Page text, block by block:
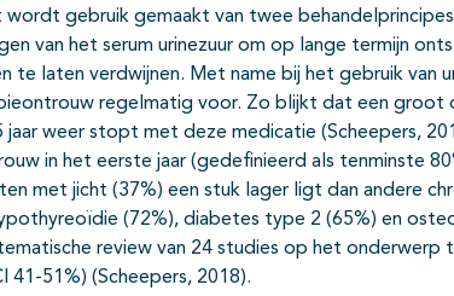
wordt gebruik gemaakt van twee
van het serum urinezuur om op lange termijn
te laten verdwijnen. Met name bij het gebruik van
regelmatig voor. Zo blijkt dat een groot
weer stopt met deze medicatie (Scheepers,
in het eerste jaar (gedefinieerd als tenminste
met jicht (37%) een stuk lager ligt dan andere
(72%), diabetes type 2 (65%) en
review van 24 studies op het
41-51%) (Scheepers, 2018).